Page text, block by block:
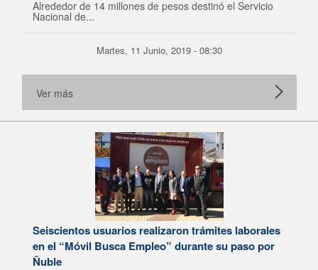
Alrededor de 14 millones de pesos destinó el Servicio
Nacional de...
Martes, 11 Junio, 2019 - 08:30
Ver más
Seiscientos usuarios realizaron trámites laborales
en el “Móvil Busca Empleo” durante su paso por
Ñuble